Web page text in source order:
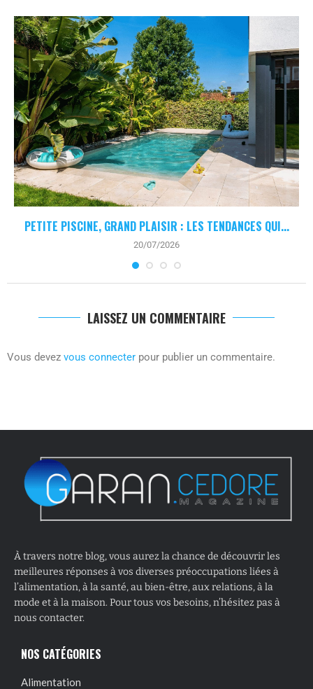
PETITE PISCINE, GRAND PLAISIR : LES TENDANCES QUI...
20/07/2026
LAISSEZ UN COMMENTAIRE
Vous devez vous connecter pour publier un commentaire.
À travers notre blog, vous aurez la chance de découvrir les
meilleures réponses à vos diverses préoccupations liées à
l’alimentation, à la santé, au bien-être, aux relations, à la
mode et à la maison. Pour tous vos besoins, n’hésitez pas à
nous contacter.
NOS CATÉGORIES
Alimentation